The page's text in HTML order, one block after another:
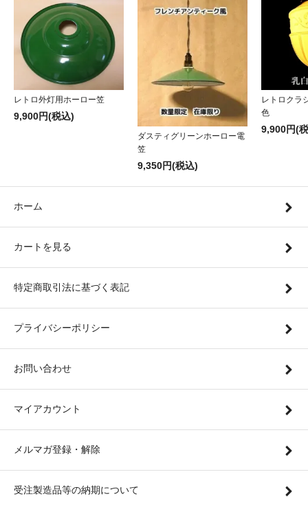
レトロ外灯用ホーロー笠
9,900円(税込)
ダスティグリーンホーロー電
笠
9,350円(税込)
レトロクラ
色
9,900円(
ホーム
カートを見る
特定商取引法に基づく表記
プライバシーポリシー
お問い合わせ
マイアカウント
メルマガ登録・解除
受注製造品等の納期について